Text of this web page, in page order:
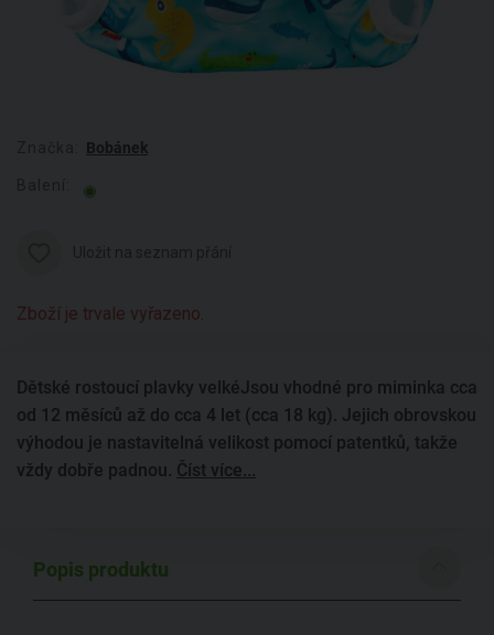
Bobánek
Zboží je trvale vyřazeno.
Dětské rostoucí plavky velkéJsou vhodné pro miminka cca
od 12 měsíců až do cca 4 let (cca 18 kg). Jejich obrovskou
výhodou je nastavitelná velikost pomocí patentků, takže
vždy dobře padnou. Číst více...
Popis produktu